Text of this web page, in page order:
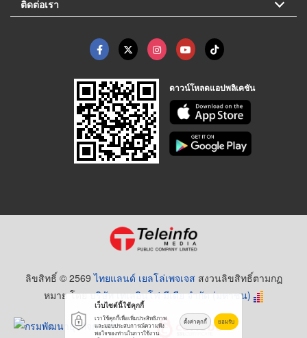
ติดต่อเรา
ดาวน์โหลดแอปพลิเคชัน
ลิขสิทธิ์ © 2569ไทยแลนด์ เยลโล่เพจเจส สงวนลิขสิทธิ์ตามกฏ
หมาย โดยบริษัท เทเลอินโฟ มีเดีย จำกัด (มหาชน)
เว็บไซต์นี้ใช้คุกกี้
เราใช้คุกกี้เพื่อเพิ่มประสิทธิภาพ
และมอบประสบการณ์ความพึง
พอใจของท่านในการใช้งาน
ตั้งค่าคุกกี้ ยอมรับ